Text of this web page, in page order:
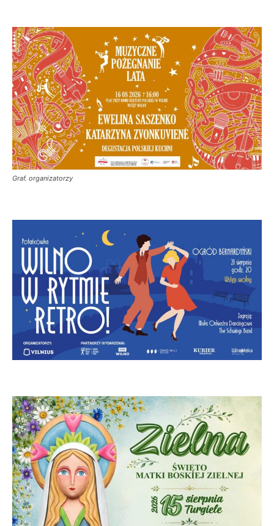
Graf. organizatorzy